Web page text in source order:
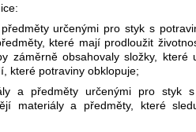
předměty určenými pro styk s
které mají prodloužit
záměrně obsahovaly složky,
které potraviny obklopuje;
a předměty určenými pro styk
materiály a předměty, které